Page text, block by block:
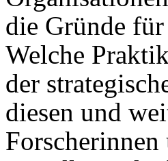
die Gründe
Welche
der
diesen und